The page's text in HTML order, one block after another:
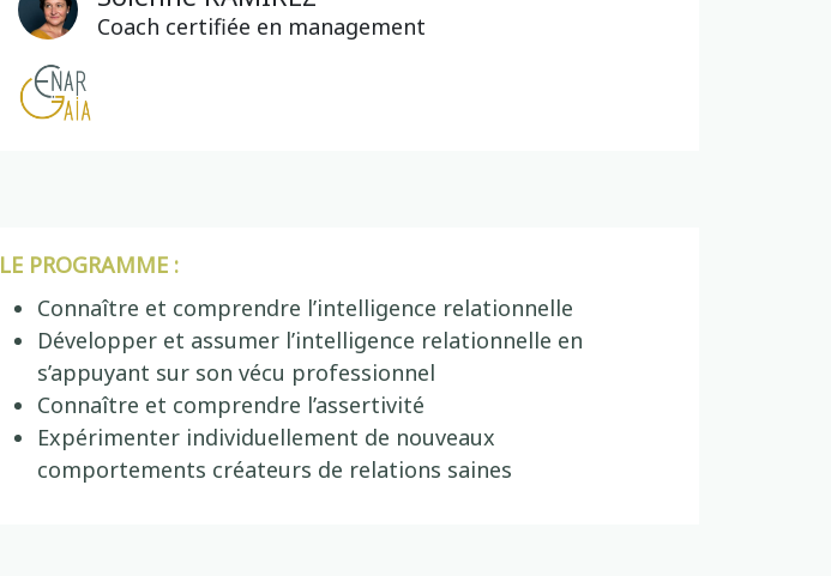
Coach certifiée en management
LE PROGRAMME :
Connaître et comprendre l’intelligence relationnelle
Développer et assumer l’intelligence relationnelle en
s’appuyant sur son vécu professionnel
Connaître et comprendre l’assertivité
Expérimenter individuellement de nouveaux
comportements créateurs de relations saines